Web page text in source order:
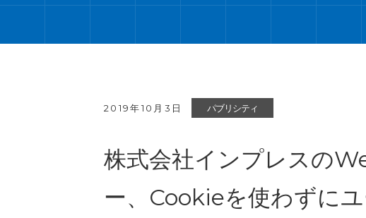
2019年10月3日 パブリシティ
株式会社インプレスの
ー、Cookieを使わずに